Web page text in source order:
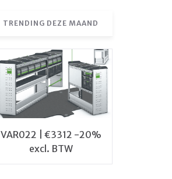
TRENDING DEZE MAAND
VAR022 | €3312 -20%
excl. BTW